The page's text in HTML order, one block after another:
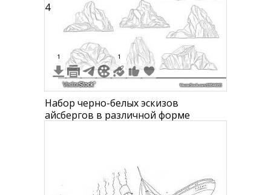
4
1 1
Набор черно-белых эскизов
айсбергов в различной форме